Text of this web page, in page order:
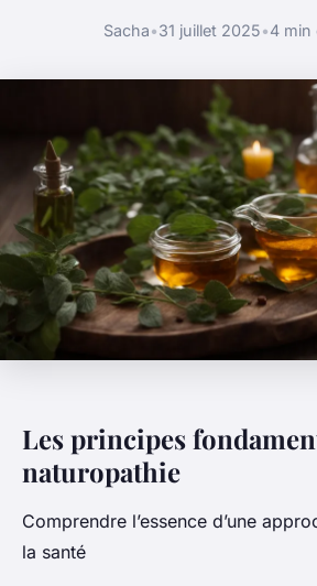
Sacha•31 juillet 2025•4 min
Les principes
naturopathie
Comprendre l’essence d’une
la santé